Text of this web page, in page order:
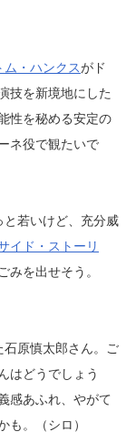
ム・ハンクスがド
技を新境地にした
性を秘める安定の
ネ役で観たいで
と若いけど、充分威
イド・ストーリ
みを出せそう。
原慎太郎さん。ご
はどうでしょう
感あふれ、やがて
も。（シロ）